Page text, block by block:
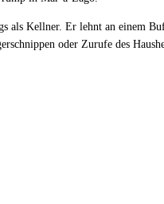
als Kellner. Er lehnt an einem
oder Zurufe des